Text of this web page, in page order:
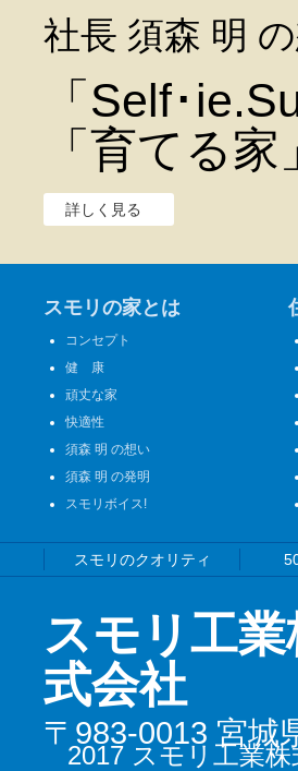
社長 須森 明
「Self･
「育てる
詳しく見る
スモリの家とは
コンセプト
健 康
頑丈な家
快適性
須森 明 の想い
須森 明 の発明
スモリボイス!
スモリのクオリティ
スモリ工業
式会社
〒983-0013 宮城
©︎
2017 スモリ工業